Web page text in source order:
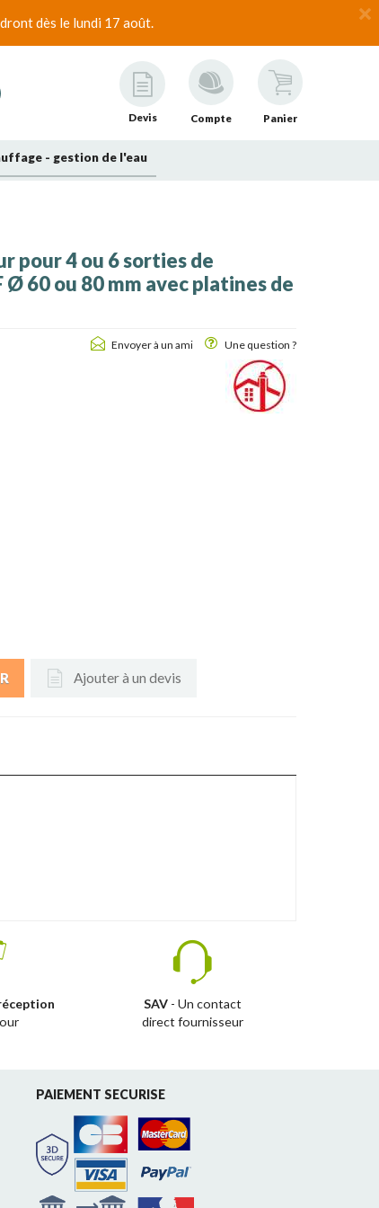
dès le lundi 17 août.
Devis Compte Panier
- gestion de l'eau
pour 4 ou 6 sorties de
60 ou 80 mm avec platines de
Envoyer à un ami Une question ?
Ajouter à un devis
SAV- Un contact
direct fournisseur
PAIEMENT SECURISE